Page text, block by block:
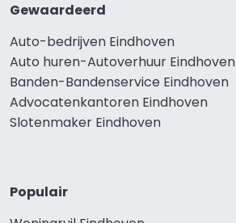
Gewaardeerd
Auto-bedrijven Eindhoven
Auto huren-Autoverhuur Eindhoven
Banden-Bandenservice Eindhoven
Advocatenkantoren Eindhoven
Slotenmaker Eindhoven
Populair